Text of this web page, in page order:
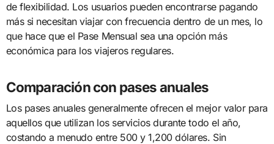
de flexibilidad. Los usuarios pueden encontrarse pagando
más si necesitan viajar con frecuencia dentro de un mes, lo
que hace que el Pase Mensual sea una opción más
económica para los viajeros regulares.
Comparación con pases anuales
Los pases anuales generalmente ofrecen el mejor valor para
aquellos que utilizan los servicios durante todo el año,
costando a menudo entre 500 y 1,200 dólares. Sin